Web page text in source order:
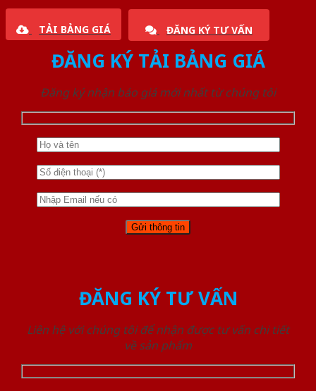
TẢI BẢNG GIÁ ĐĂNG KÝ TƯ VẤN
ĐĂNG KÝ TẢI BẢNG GIÁ
Đăng ký nhận báo giá mới nhất từ chúng tôi
ĐĂNG KÝ TƯ VẤN
Liên hệ với chúng tôi để nhận được tư vấn chi tiết
về sản phẩm